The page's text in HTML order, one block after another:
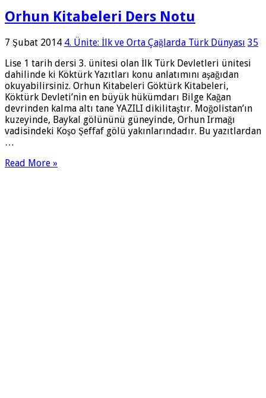
Orhun Kitabeleri Ders Notu
7 Şubat 2014 4. Ünite: İlk ve Orta Çağlarda Türk Dünyası 35
Lise 1 tarih dersi 3. ünitesi olan İlk Türk Devletleri ünitesi
dahilinde ki Köktürk Yazıtları konu anlatımını aşağıdan
okuyabilirsiniz. Orhun Kitabeleri Göktürk Kitabeleri,
Köktürk Devleti’nin en büyük hükümdarı Bilge Kağan
devrinden kalma altı tane YAZILI dikilitaştır. Moğolistan’ın
kuzeyinde, Baykal gölününü güneyinde, Orhun Irmağı
vadisindeki Koşo Şeffaf gölü yakınlarındadır. Bu yazıtlardan
…
Read More »